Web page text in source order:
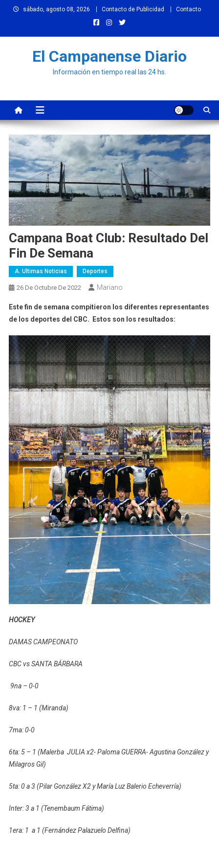
sábado, agosto 08, 2026 Contacto de Publicidad Contacto
El Campanense Diario
Información en tiempo real las 24 hs.
Campana Boat Club: Resultado Del
Fin De Semana
A. Ultimas Noticias Deportes
26 De Octubre De 2022 Mariano
Este fin de semana compitieron los diferentes representantes
de los deportes del CBC. Estos son los resultados:
HOCKEY
DAMAS CAMPEONATO
CBC vs SANTA BÁRBARA
9na – 0-0
8va: 1 – 1 (Miranda)
7ma: 0-0
6ta: 5 – 1 (Malerba JULIA x2- Paloma GUERRA- Agustina González y
Milagros Gil)
5ta: 0 a 3 (Pilar González X2 y María Luz Balerio Echeverría)
Inter: 3 a 1 (Tenembaum Fátima)
1era: 1 a 1 (Fernández Palazuelo Delfina)